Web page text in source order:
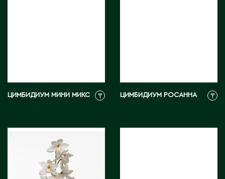
ЦИМБИДИУМ МИНИ МИКС ₸ ЦИМБИДИУМ РОСАННА ₸